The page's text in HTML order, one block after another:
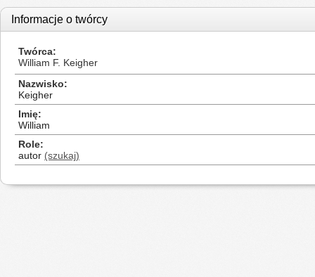
Informacje o twórcy
Twórca
William F. Keigher
Nazwisko
Keigher
Imię
William
Role
autor (szukaj)